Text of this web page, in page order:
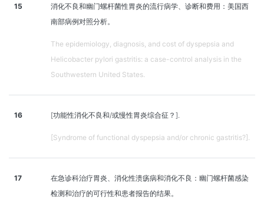
15
消化不良和幽门螺杆菌性胃炎的流行病学、诊断和费用：美国西
南部病例对照分析。
The epidemiology, diagnosis, and cost of dyspepsia and
Helicobacter pylori gastritis: a case-control analysis in the
Southwestern United States.
16 [功能性消化不良和/或慢性胃炎综合征？].
[Syndrome of functional dyspepsia and/or chronic gastritis?].
17
在急诊科治疗胃炎、消化性溃疡病和消化不良：幽门螺杆菌感染
检测和治疗的可行性和患者报告的结果。